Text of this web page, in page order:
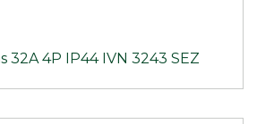
32A 4P IP44 IVN 3243 SEZ